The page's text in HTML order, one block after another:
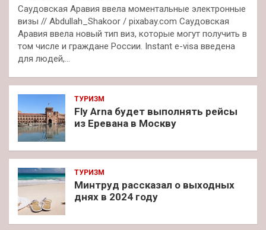
Саудовская Аравия ввела моментальные электронные
визы // Abdullah_Shakoor / pixabay.com Саудовская
Аравия ввела новый тип виз, которые могут получить в
том числе и граждане России. Instant e-visa введена
для людей,…
ТУРИЗМ
Fly Arna будет выполнять рейсы
из Еревана в Москву
ТУРИЗМ
Минтруд рассказал о выходных
днях в 2024 году